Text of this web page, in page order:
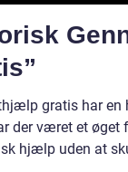
gratis har en
der været et
hjælp uden at